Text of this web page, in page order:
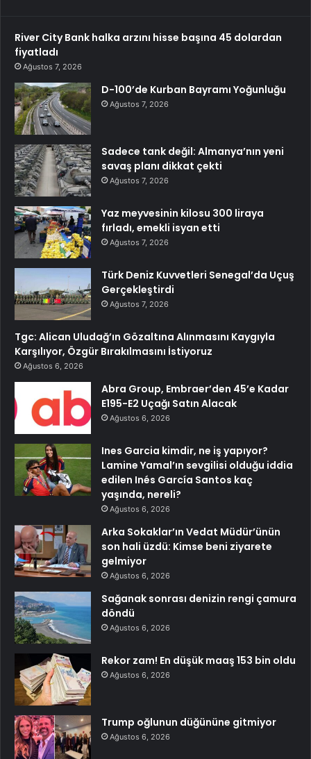
River City Bank halka arzını hisse başına 45 dolardan
fiyatladı
Ağustos 7, 2026
D-100’de Kurban Bayramı Yoğunluğu
Ağustos 7, 2026
Sadece tank değil: Almanya’nın yeni
savaş planı dikkat çekti
Ağustos 7, 2026
Yaz meyvesinin kilosu 300 liraya
fırladı, emekli isyan etti
Ağustos 7, 2026
Türk Deniz Kuvvetleri Senegal’da Uçuş
Gerçekleştirdi
Ağustos 7, 2026
Tgc: Alican Uludağ’ın Gözaltına Alınmasını Kaygıyla
Karşılıyor, Özgür Bırakılmasını İstiyoruz
Ağustos 6, 2026
Abra Group, Embraer’den 45’e Kadar
E195-E2 Uçağı Satın Alacak
Ağustos 6, 2026
Ines Garcia kimdir, ne iş yapıyor?
Lamine Yamal’ın sevgilisi olduğu iddia
edilen Inés García Santos kaç
yaşında, nereli?
Ağustos 6, 2026
Arka Sokaklar’ın Vedat Müdür’ünün
son hali üzdü: Kimse beni ziyarete
gelmiyor
Ağustos 6, 2026
Sağanak sonrası denizin rengi çamura
döndü
Ağustos 6, 2026
Rekor zam! En düşük maaş 153 bin oldu
Ağustos 6, 2026
Trump oğlunun düğününe gitmiyor
Ağustos 6, 2026